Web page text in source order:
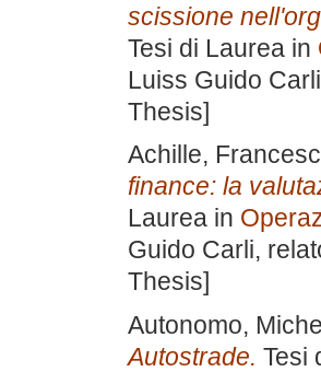
scissione
Tesi di Laurea in
Luiss Guido
Thesis]
Achille,
finance: la
Laurea in
Guido Carli,
Thesis]
Autonomo,
Autostrade. Tesi